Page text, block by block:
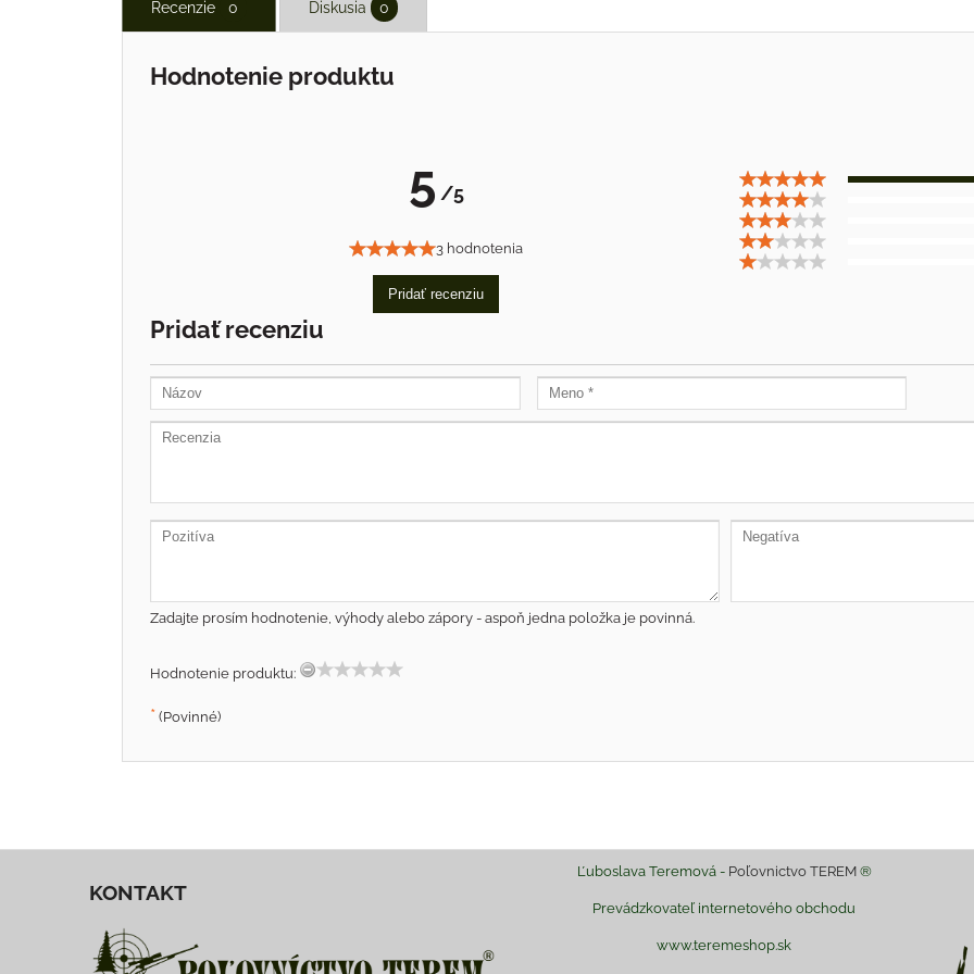
Recenzie 0 Diskusia 0
Hodnotenie produktu
5 /5
3 hodnotenia
Pridať recenziu
Pridať recenziu
Zadajte prosím hodnotenie, výhody alebo zápory - aspoň jedna položka je povinná.
Hodnotenie produktu:
* (Povinné)
KONTAKT
Ľuboslava Teremová - Poľovnictvo TEREM®
Prevádzkovateľ internetového obchodu
www.teremeshop.sk